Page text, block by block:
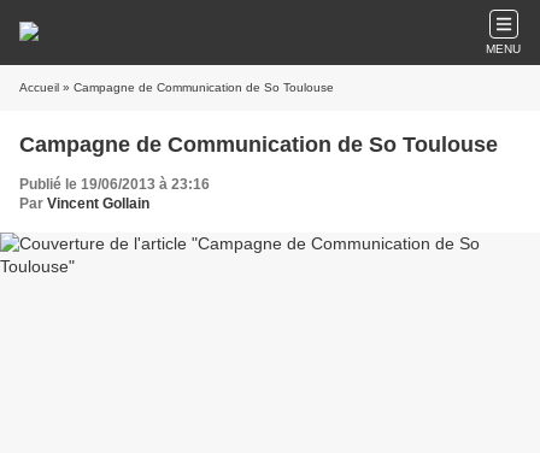
MENU
Accueil » Campagne de Communication de So Toulouse
Campagne de Communication de So Toulouse
Publié le 19/06/2013 à 23:16
Par Vincent Gollain